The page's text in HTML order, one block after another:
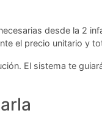
desde la 2
el precio unitario y
El sistema te